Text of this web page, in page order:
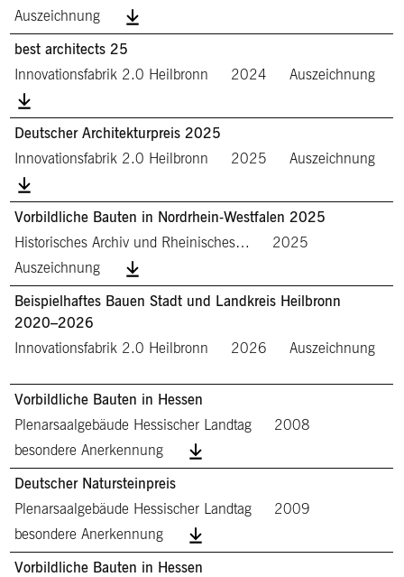
Auszeichnung
best architects 25
Innovationsfabrik 2.0 Heilbronn
2024 Auszeichnung
Deutscher Architekturpreis 2025
Innovationsfabrik 2.0 Heilbronn
2025 Auszeichnung
Vorbildliche Bauten in Nordrhein-Westfalen 2025
Historisches Archiv und Rheinisches…
2025
Auszeichnung
Beispielhaftes Bauen Stadt und Landkreis Heilbronn
2020–2026
Innovationsfabrik 2.0 Heilbronn
2026 Auszeichnung
Vorbildliche Bauten in Hessen
Plenarsaalgebäude Hessischer Landtag
2008
besondere Anerkennung
Deutscher Natursteinpreis
Plenarsaalgebäude Hessischer Landtag
2009
besondere Anerkennung
Vorbildliche Bauten in Hessen